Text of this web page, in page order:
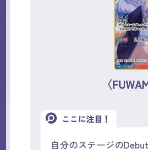
〈
ここに注目！
自分のステージの